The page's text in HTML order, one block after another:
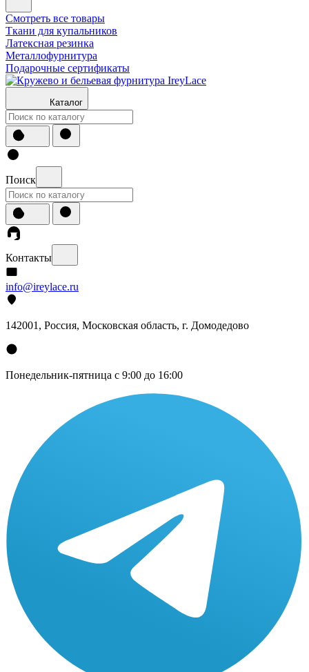
Смотреть все товары
Ткани для купальников
Латексная резинка
Металлофурнитура
Подарочные сертификаты
Каталог
Поиск
Контакты
info@ireylace.ru
142001 , Россия, Московская область, г. Домодедово
Понедельник-пятница с 9:00 до 16:00